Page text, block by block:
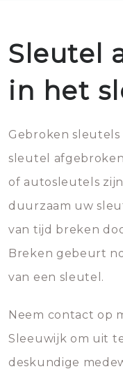
Sleutel
in het
Gebroken
sleutel
of autosleutels
duurzaam uw
van tijd breken
Breken gebeurt
van een sleutel.
Neem contact op
Sleeuwijk om uit
deskundige